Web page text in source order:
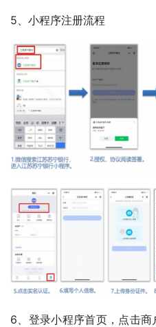
5、小程序注册流程
6、登录小程序首页，点击